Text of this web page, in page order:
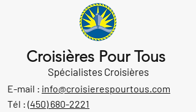
Croisières Pour Tous
Spécialistes Croisières
E-mail : info@croisierespourtous.com
Tél : (450) 680-2221